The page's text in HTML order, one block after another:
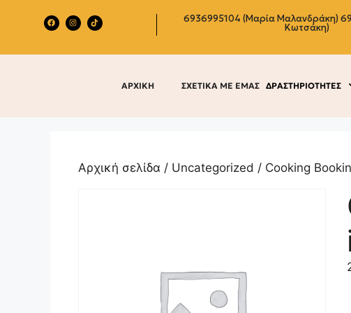
6936995104 (Μαρία Μαλανδράκη)
Κωτσάκη)
ΑΡΧΙΚΗ ΣΧΕΤΙΚΑ ΜΕ ΕΜΑΣ ΔΡΑΣΤΗΡΙΟΤΗΤΕΣ
Αρχική σελίδα / Uncategorized / Cooking